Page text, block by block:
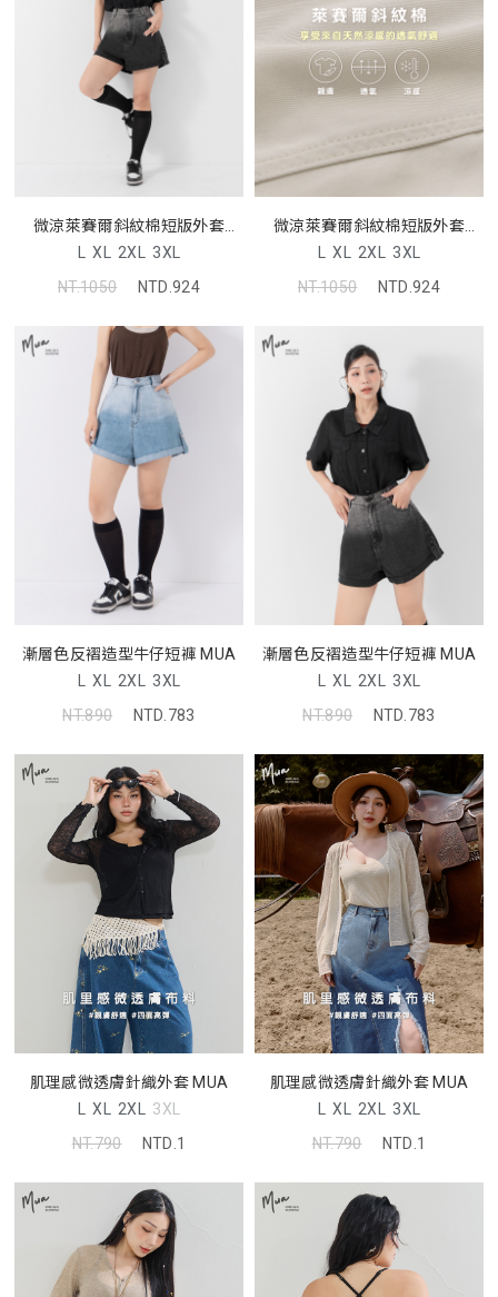
微涼萊賽爾斜紋棉短版外套
MUA
L XL 2XL 3XL
NT.1050
NTD.924
微涼萊賽爾斜紋棉短版外套
MUA
L XL 2XL 3XL
NT.1050
NTD.924
漸層色反褶造型牛仔短褲 MUA
L XL 2XL 3XL
NT.890
NTD.783
漸層色反褶造型牛仔短褲 MUA
L XL 2XL 3XL
NT.890
NTD.783
肌理感微透膚針織外套 MUA
L XL 2XL 3XL
NT.790
NTD.1
肌理感微透膚針織外套 MUA
L XL 2XL 3XL
NT.790
NTD.1